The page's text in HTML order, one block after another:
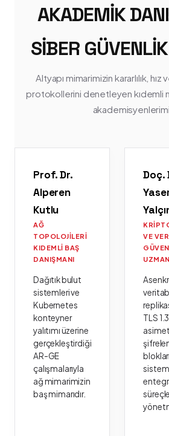
AKADEMIK
SIBER
Altyapı mimarimizin kararlılık,
protokollerini denetleyen kıdemli
Prof. Dr.
Alperen
Kutlu
AĞ
TOPOLOJILERI
KIDEMLI BAŞ
DANIŞMANI
Dağıtık bulut
sistemleri ve
Kubernetes
konteyner
yalıtımı üzerine
gerçekleştirdiği
AR-GE
çalışmalarıyla
ağ mimarimizin
baş mimarıdır.
Doç.
VE
TLS 1.3